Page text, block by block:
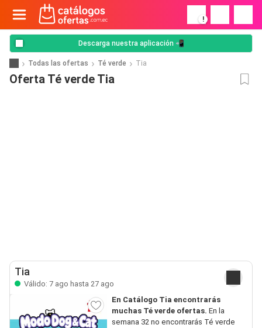
!
Descarga nuestra aplicación 📲
Todas las ofertas Té verde Tia
Oferta Té verde Tia
Tia
Válido: 7 ago hasta 27 ago
En Catálogo Tia encontrarás
muchas Té verde ofertas. En la
semana 32 no encontrarás Té verde